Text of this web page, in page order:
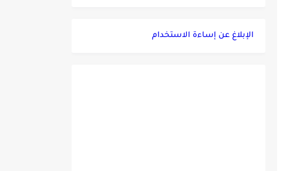
الإبلاغ عن إساءة الاستخدام